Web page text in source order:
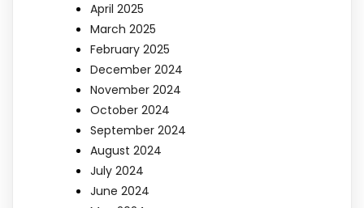
April 2025
March 2025
February 2025
December 2024
November 2024
October 2024
September 2024
August 2024
July 2024
June 2024